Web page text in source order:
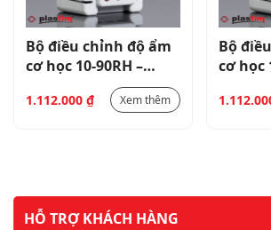
Bộ điều chỉnh độ ẩm
cơ học 10-90RH –
1.112.000 ₫ Xem thêm
Bộ
cơ học
HỖ TRỢ KHÁCH HÀNG